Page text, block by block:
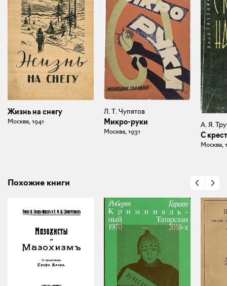
Жизнь на снегу
Москва, 1941
Л. Т. Чупятов
Микро-руки
Москва, 1931
А. Я.
С
Москва,
Похожие книги